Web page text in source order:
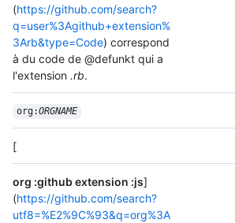
(https://github.com/search?
q=user%3Agithub+extension%
3Arb&type=Code) correspond
à du code de @defunkt qui a
l'extension .rb.
org:ORGNAME
[
org :github extension :js]
(https://github.com/search?
utf8=%E2%9C%93&q=org%3A